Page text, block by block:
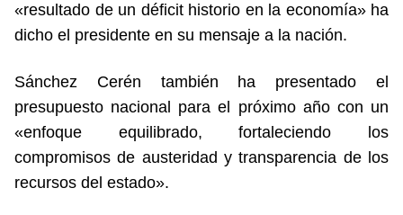
«resultado de un déficit historio en la economía» ha
dicho el presidente en su mensaje a la nación.
Sánchez Cerén también ha presentado el
presupuesto nacional para el próximo año con un
«enfoque equilibrado, fortaleciendo los
compromisos de austeridad y transparencia de los
recursos del estado».